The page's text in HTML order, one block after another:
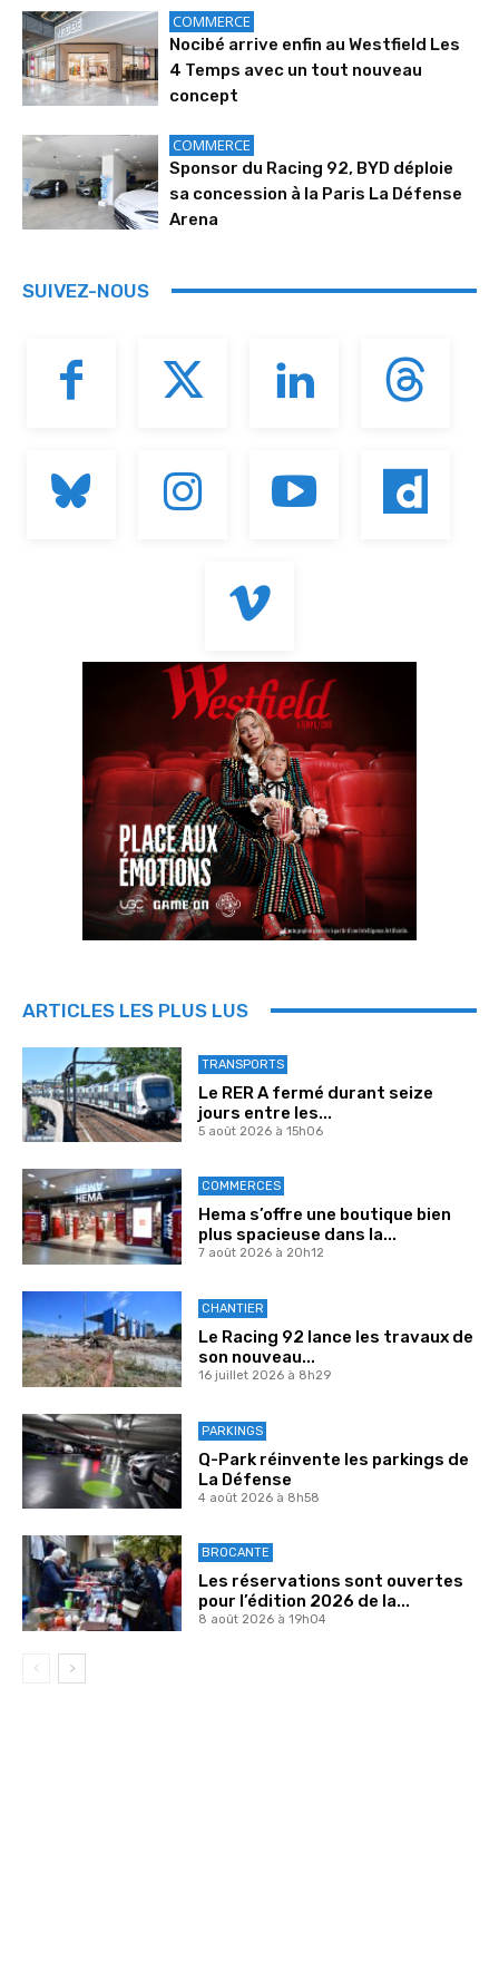
COMMERCE
Nocibé arrive enfin au Westfield Les
4 Temps avec un tout nouveau
concept
COMMERCE
Sponsor du Racing 92, BYD déploie
sa concession à la Paris La Défense
Arena
SUIVEZ-NOUS
ARTICLES LES PLUS LUS
TRANSPORTS
Le RER A fermé durant seize
jours entre les...
5 août 2026 à 15h06
COMMERCES
Hema s’offre une boutique bien
plus spacieuse dans la...
7 août 2026 à 20h12
CHANTIER
Le Racing 92 lance les travaux de
son nouveau...
16 juillet 2026 à 8h29
PARKINGS
Q-Park réinvente les parkings de
La Défense
4 août 2026 à 8h58
BROCANTE
Les réservations sont ouvertes
pour l’édition 2026 de la...
8 août 2026 à 19h04